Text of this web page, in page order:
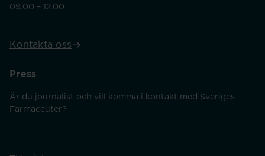
09.00 – 12.00
Kontakta oss
Press
Är du journalist och vill komma i kontakt med Sveriges
Farmaceuter?